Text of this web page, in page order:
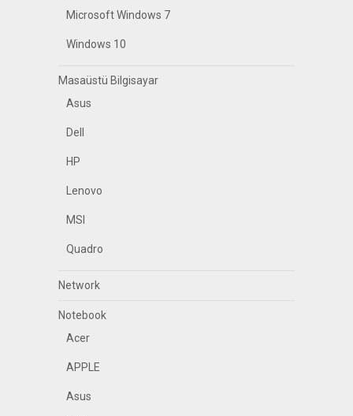
Microsoft Windows 7
Windows 10
Masaüstü Bilgisayar
Asus
Dell
HP
Lenovo
MSI
Quadro
Network
Notebook
Acer
APPLE
Asus